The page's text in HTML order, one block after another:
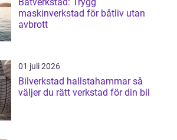
Båtverkstad: Trygg
maskinverkstad för båtliv utan
avbrott
01 juli 2026
Bilverkstad hallstahammar så
väljer du rätt verkstad för din bil